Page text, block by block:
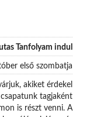
Tanfolyam indul
első szombatja
akiket érdekel
tagjaként
is részt venni. A